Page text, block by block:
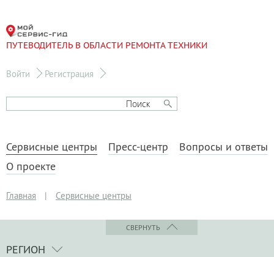
ПУТЕВОДИТЕЛЬ В ОБЛАСТИ РЕМОНТА ТЕХНИКИ
Войти Регистрация
Сервисные центры Пресс-центр
Вопросы и ответы
О проекте
Главная | Сервисные центры
СВЕРНУТЬ
РЕГИОН